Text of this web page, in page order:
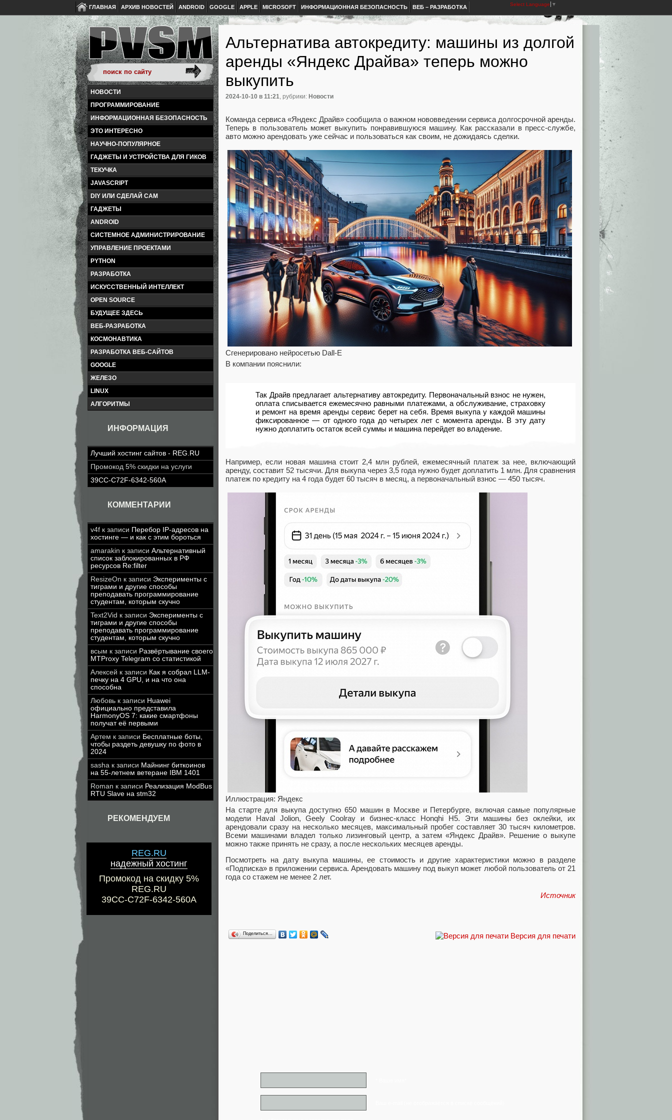
ГЛАВНАЯ АРХИВ НОВОСТЕЙ ANDROID GOOGLE APPLE MICROSOFT ИНФОРМАЦИОННАЯ БЕЗОПАСНОСТЬ ВЕБ – РАЗРАБОТКА Select Language ▼
НОВОСТИ
ПРОГРАММИРОВАНИЕ
ИНФОРМАЦИОННАЯ БЕЗОПАСНОСТЬ
ЭТО ИНТЕРЕСНО
НАУЧНО-ПОПУЛЯРНОЕ
ГАДЖЕТЫ И УСТРОЙСТВА ДЛЯ ГИКОВ
ТЕКУЧКА
JAVASCRIPT
DIY ИЛИ СДЕЛАЙ САМ
ГАДЖЕТЫ
ANDROID
СИСТЕМНОЕ АДМИНИСТРИРОВАНИЕ
УПРАВЛЕНИЕ ПРОЕКТАМИ
PYTHON
РАЗРАБОТКА
ИСКУССТВЕННЫЙ ИНТЕЛЛЕКТ
OPEN SOURCE
БУДУЩЕЕ ЗДЕСЬ
ВЕБ-РАЗРАБОТКА
КОСМОНАВТИКА
РАЗРАБОТКА ВЕБ-САЙТОВ
GOOGLE
ЖЕЛЕЗО
LINUX
АЛГОРИТМЫ
ИНФОРМАЦИЯ
Лучший хостинг сайтов - REG.RU
Промокод 5% скидки на услуги
39CC-C72F-6342-560A
КОММЕНТАРИИ
v4f к записи Перебор IP-адресов на
хостинге — и как с этим бороться
amarakin к записи Альтернативный
список заблокированных в РФ
ресурсов Re:filter
ResizeOn к записи Эксперименты с
тиграми и другие способы
преподавать программирование
студентам, которым скучно
Text2Vid к записи Эксперименты с
тиграми и другие способы
преподавать программирование
студентам, которым скучно
всым к записи Развёртывание своего
MTProxy Telegram со статистикой
Алексей к записи Как я собрал LLM-
печку на 4 GPU, и на что она
способна
Любовь к записи Huawei
официально представила
HarmonyOS 7: какие смартфоны
получат её первыми
Артем к записи Бесплатные боты,
чтобы раздеть девушку по фото в
2024
sasha к записи Майнинг биткоинов
на 55-летнем ветеране IBM 1401
Roman к записи Реализация ModBus
RTU Slave на stm32
РЕКОМЕНДУЕМ
REG.RU
надежный хостинг
Промокод на скидку 5%
REG.RU
39CC-C72F-6342-560A
Альтернатива автокредиту: машины из долгой
аренды «Яндекс Драйва» теперь можно
выкупить
2024-10-10 в 11:21, рубрики: Новости
Команда сервиса «Яндекс Драйв» сообщила о важном нововведении сервиса долгосрочной аренды.
Теперь в пользователь может выкупить понравившуюся машину. Как рассказали в пресс-службе,
авто можно арендовать уже сейчас и пользоваться как своим, не дожидаясь сделки.
Сгенерировано нейросетью Dall-E
В компании пояснили:
Так Драйв предлагает альтернативу автокредиту. Первоначальный взнос не нужен,
оплата списывается ежемесячно равными платежами, а обслуживание, страховку
и ремонт на время аренды сервис берет на себя. Время выкупа у каждой машины
фиксированное — от одного года до четырех лет с момента аренды. В эту дату
нужно доплатить остаток всей суммы и машина перейдет во владение.
Например, если новая машина стоит 2,4 млн рублей, ежемесячный платеж за нее, включающий
аренду, составит 52 тысячи. Для выкупа через 3,5 года нужно будет доплатить 1 млн. Для сравнения
платеж по кредиту на 4 года будет 60 тысяч в месяц, а первоначальный взнос — 450 тысяч.
Иллюстрация: Яндекс
На старте для выкупа доступно 650 машин в Москве и Петербурге, включая самые популярные
модели Haval Jolion, Geely Coolray и бизнес-класс Honqhi H5. Эти машины без оклейки, их
арендовали сразу на несколько месяцев, максимальный пробег составляет 30 тысяч километров.
Всеми машинами владел только лизинговый центр, а затем «Яндекс Драйв». Решение о выкупе
можно также принять не сразу, а после нескольких месяцев аренды.
Посмотреть на дату выкупа машины, ее стоимость и другие характеристики можно в разделе
«Подписка» в приложении сервиса. Арендовать машину под выкуп может любой пользователь от 21
года со стажем не менее 2 лет.
Источник
Версия для печати
Поделиться…